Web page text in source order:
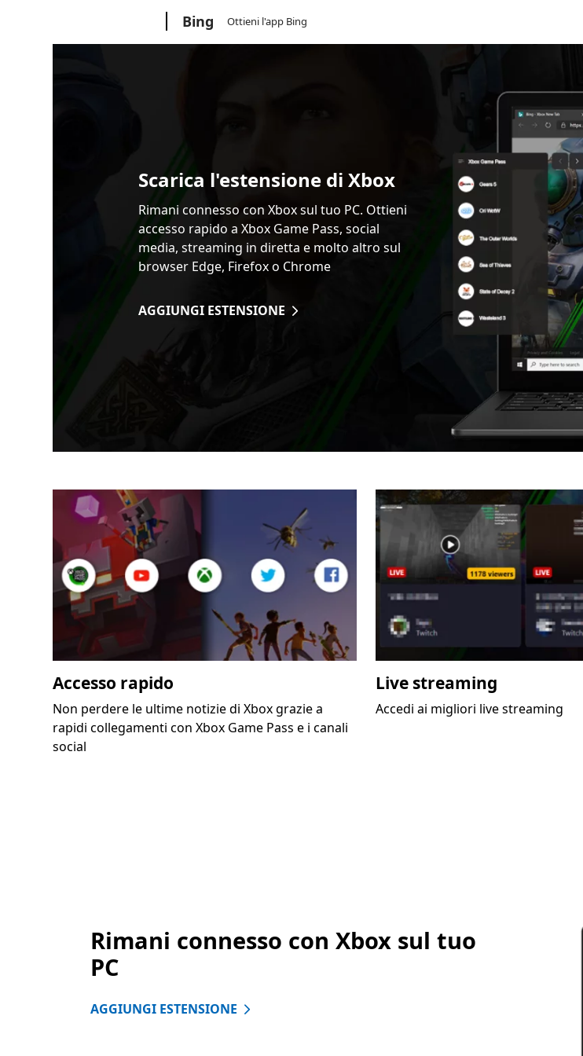
Bing Ottieni l'app Bing
Scarica l'estensione di Xbox
Rimani connesso con Xbox sul tuo PC. Ottieni
accesso rapido a Xbox Game Pass, social
media, streaming in diretta e molto altro sul
browser Edge, Firefox o Chrome
AGGIUNGI ESTENSIONE
Accesso rapido
Non perdere le ultime notizie di Xbox grazie a
rapidi collegamenti con Xbox Game Pass e i canali
social
Live streaming
Accedi ai migliori live streaming
Rimani connesso con Xbox sul tuo
PC
AGGIUNGI ESTENSIONE